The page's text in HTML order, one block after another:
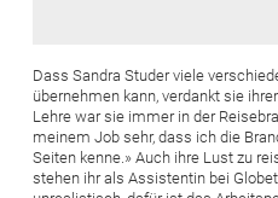
Dass Sandra Studer viele
übernehmen kann, verdankt sie
Lehre war sie immer in der
meinem Job sehr, dass ich die
Seiten kenne.» Auch ihre Lust zu
stehen ihr als Assistentin bei